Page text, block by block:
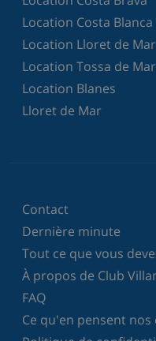
Location Costa Blanca
Location Lloret de Mar
Location Tossa de Mar
Location Blanes
Lloret de Mar
Contact
Dernière minute
Tout ce que vous
À propos de Club
FAQ
Ce qu'en pensent nos